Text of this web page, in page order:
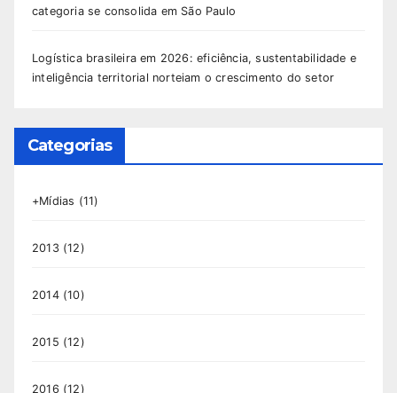
categoria se consolida em São Paulo
Logística brasileira em 2026: eficiência, sustentabilidade e
inteligência territorial norteiam o crescimento do setor
Categorias
+Mídias (11)
2013(12)
2014(10)
2015 (12)
2016 (12)